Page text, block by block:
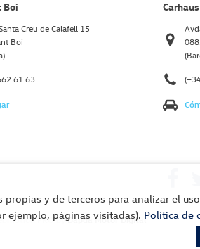
Boi
Creu de Calafell 15
Boi
61 63
PRO byDapda Motor Digital
propias y de terceros para analizar el
ejemplo, páginas visitadas). Política de